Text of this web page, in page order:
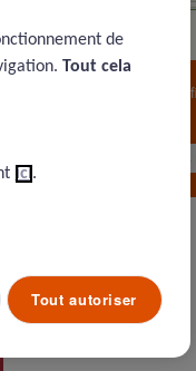
Retrouvez
Voir
de
Tout cela
ici.
Tout autoriser